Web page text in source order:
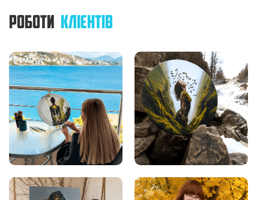
РОБОТИ КЛІЄНТІВ